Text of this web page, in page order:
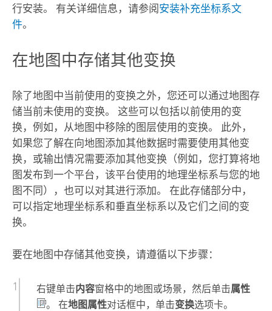
行安装。 有关详细信息，请参阅安装补充坐标系文
件。
在地图中存储其他变换
除了地图中当前使用的变换之外，您还可以通过地图存
储当前未使用的变换。 这些可以包括以前使用的变
换，例如，从地图中移除的图层使用的变换。 此外，
如果您了解在向地图添加其他数据时需要使用其他变
换，或输出情况需要添加其他变换（例如，您打算将地
图发布到一个平台，该平台使用的地理坐标系与您的地
图不同），也可以对其进行添加。 在此存储部分中，
可以指定地理坐标系和垂直坐标系以及它们之间的变
换。
要在地图中存储其他变换，请遵循以下步骤：
右键单击内容窗格中的地图或场景，然后单击属性
。 在地图属性对话框中，单击变换选项卡。